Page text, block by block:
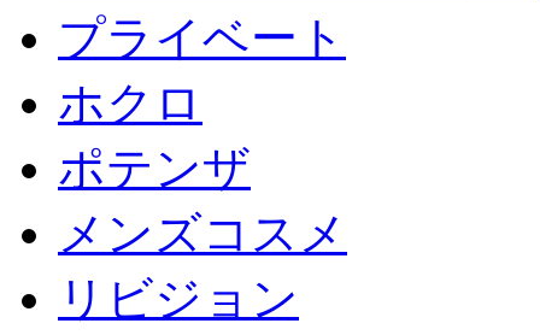
プライベート
ホクロ
ポテンザ
メンズコスメ
リビジョン